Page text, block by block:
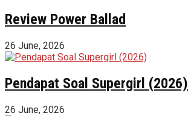
Review Power Ballad
26 June, 2026
Pendapat Soal Supergirl (2026)
26 June, 2026